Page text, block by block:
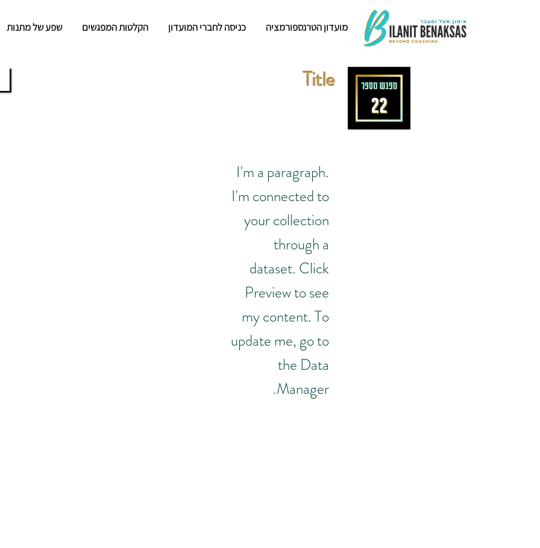
מועדון הטרנספורמציה כניסה לחברי המועדון הקלטות המפגשים שפע של מתנות
Title
I'm a paragraph.
I'm connected to
your collection
through a
dataset. Click
Preview to see
my content. To
update me, go to
the Data
Manager.